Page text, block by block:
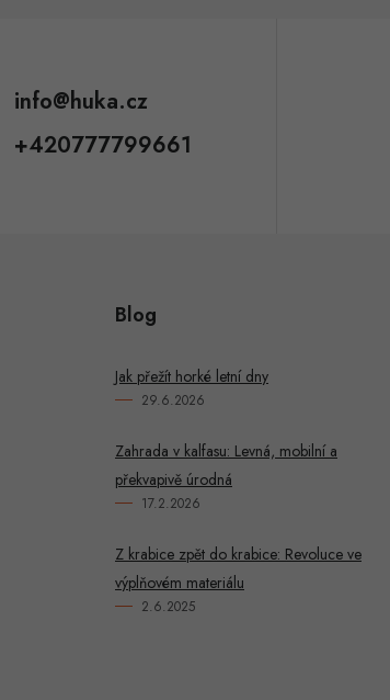
info@huka.cz
+420777799661
Blog
Jak přežít horké letní dny
29.6.2026
Zahrada v kalfasu: Levná, mobilní a
překvapivě úrodná
17.2.2026
Z krabice zpět do krabice: Revoluce ve
výplňovém materiálu
2.6.2025